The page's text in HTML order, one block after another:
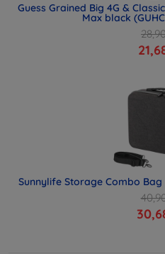
Guess Grained Big 4G &
Max black
Sunnylife Storage Combo